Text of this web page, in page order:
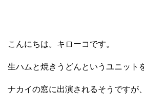
こんにちは。キローコです。
生ハムと焼きうどんというユニット
ナカイの窓に出演されるそうですが、